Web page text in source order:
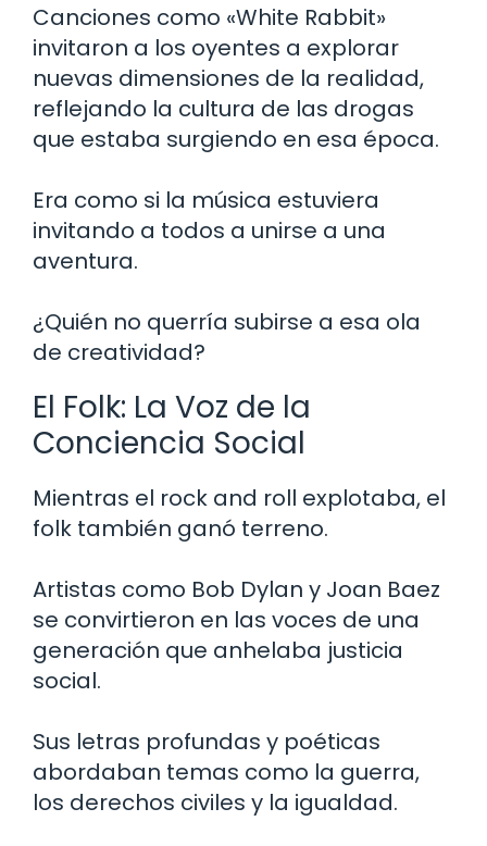
Canciones como «White Rabbit»
invitaron a los oyentes a explorar
nuevas dimensiones de la realidad,
reflejando la cultura de las drogas
que estaba surgiendo en esa época.
Era como si la música estuviera
invitando a todos a unirse a una
aventura.
¿Quién no querría subirse a esa ola
de creatividad?
El Folk: La Voz de la
Conciencia Social
Mientras el rock and roll explotaba, el
folk también ganó terreno.
Artistas como Bob Dylan y Joan Baez
se convirtieron en las voces de una
generación que anhelaba justicia
social.
Sus letras profundas y poéticas
abordaban temas como la guerra,
los derechos civiles y la igualdad.